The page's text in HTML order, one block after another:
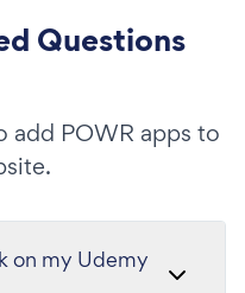
Questions
add POWR apps to
on my Udemy